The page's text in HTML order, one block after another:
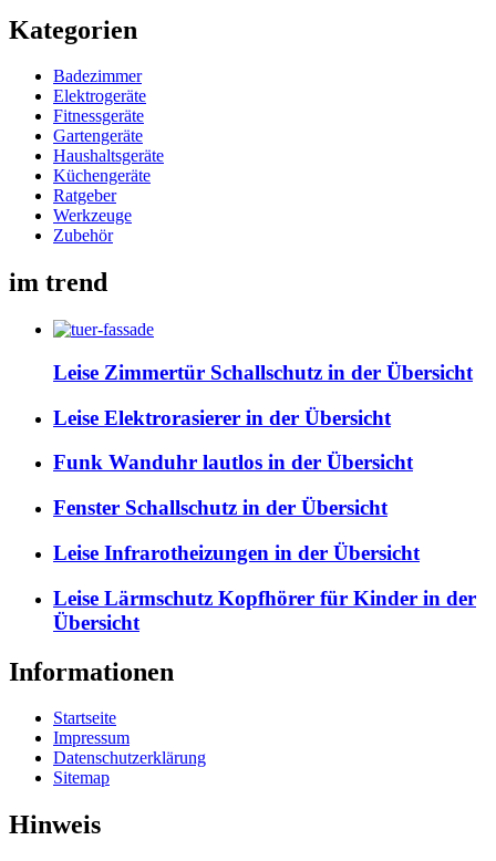
Kategorien
Badezimmer
Elektrogeräte
Fitnessgeräte
Gartengeräte
Haushaltsgeräte
Küchengeräte
Ratgeber
Werkzeuge
Zubehör
im trend
Leise Zimmertür Schallschutz in der Übersicht
Leise Elektrorasierer in der Übersicht
Funk Wanduhr lautlos in der Übersicht
Fenster Schallschutz in der Übersicht
Leise Infrarotheizungen in der Übersicht
Leise Lärmschutz Kopfhörer für Kinder in der
Übersicht
Informationen
Startseite
Impressum
Datenschutzerklärung
Sitemap
Hinweis